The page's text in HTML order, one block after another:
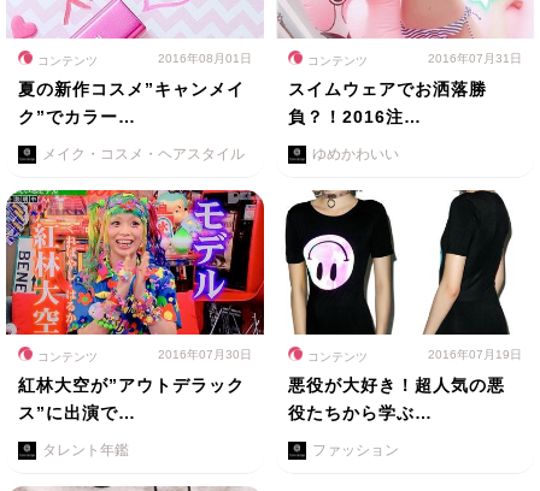
コンテンツ 2016年08月01日
夏の新作コスメ”キャンメイ
ク”でカラー…
メイク・コスメ・ヘアスタイル
コンテンツ 2016年07月31日
スイムウェアでお洒落勝
負？！2016注…
ゆめかわいい
コンテンツ 2016年07月30日
紅林大空が”アウトデラック
ス”に出演で…
タレント年鑑
コンテンツ 2016年07月19日
悪役が大好き！超人気の悪
役たちから学ぶ…
ファッション